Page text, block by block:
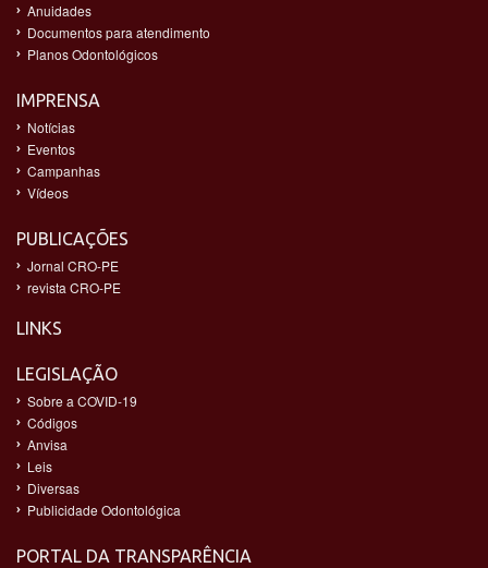
Anuidades
Documentos para atendimento
Planos Odontológicos
IMPRENSA
Notícias
Eventos
Campanhas
Vídeos
PUBLICAÇÕES
Jornal CRO-PE
revista CRO-PE
LINKS
LEGISLAÇÃO
Sobre a COVID-19
Códigos
Anvisa
Leis
Diversas
Publicidade Odontológica
PORTAL DA TRANSPARÊNCIA